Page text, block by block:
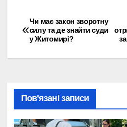
Навігація
записів
Чи має закон зворотну
силу та де знайти суди
у Житомирі?
Пов’язані записи